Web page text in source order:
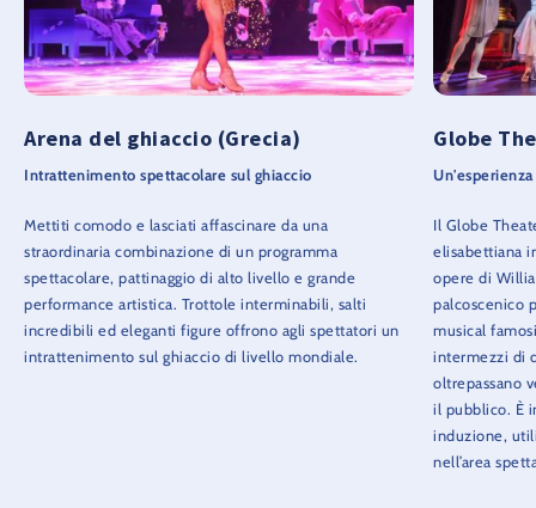
Arena del ghiaccio (Grecia)
Intrattenimento spettacolare sul ghiaccio
Mettiti comodo e lasciati affascinare da una
straordinaria combinazione di un programma
spettacolare, pattinaggio di alto livello e grande
performance artistica. Trottole interminabili, salti
incredibili ed eleganti figure offrono agli spettatori un
intrattenimento sul ghiaccio di livello mondiale.
Globe
Il Globe
elisabettiana
opere di
palcoscenico
musical
intermezzi di
oltrepassano
il pubblico. È
induzione,
nell’area